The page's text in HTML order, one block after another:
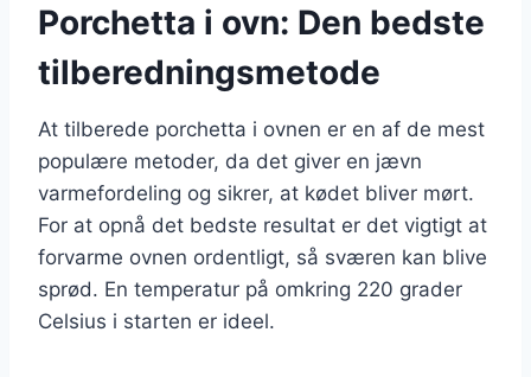
Porchetta i ovn: Den bedste
tilberedningsmetode
At tilberede porchetta i ovnen er en af de mest
populære metoder, da det giver en jævn
varmefordeling og sikrer, at kødet bliver mørt.
For at opnå det bedste resultat er det vigtigt at
forvarme ovnen ordentligt, så sværen kan blive
sprød. En temperatur på omkring 220 grader
Celsius i starten er ideel.